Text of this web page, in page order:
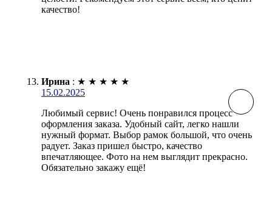
качество!
Ирина : ★ ★ ★ ★ ★
15.02.2025
Любимый сервис! Очень понравился процесс
оформления заказа. Удобный сайт, легко нашли
нужный формат. Выбор рамок большой, что очень
радует. Заказ пришел быстро, качество
впечатляющее. Фото на нем выглядит прекрасно.
Обязательно закажу ещё!